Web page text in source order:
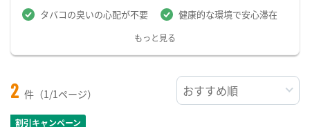
タバコの臭いの心配が不要 健康的な環境で安心滞在
もっと見る
2 件（1/1ページ）
割引キャンペーン